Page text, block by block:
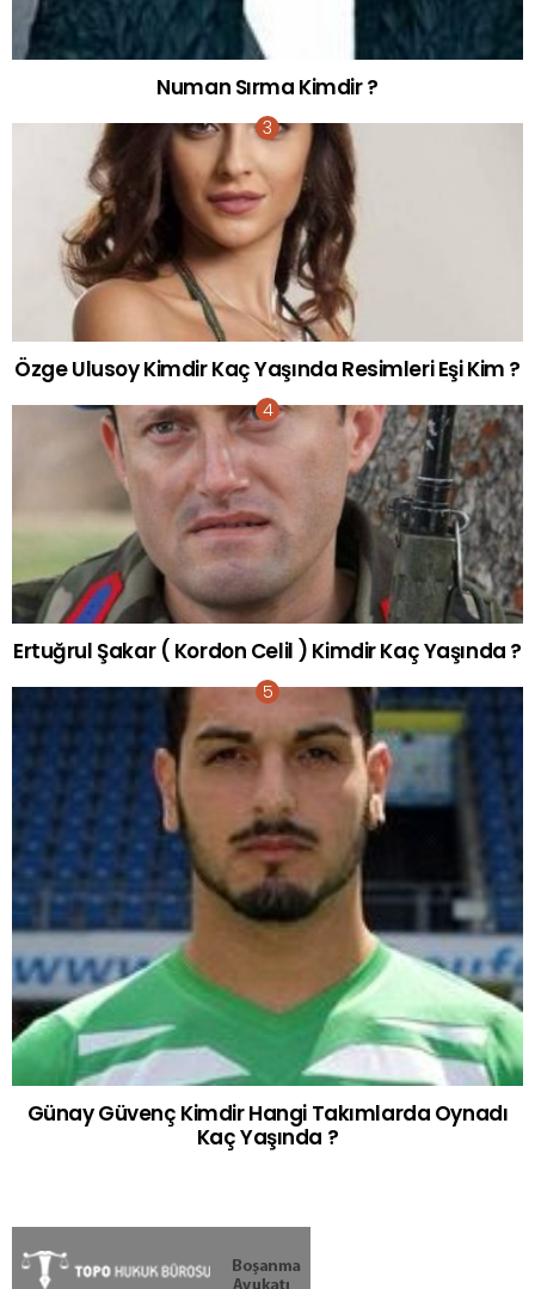
Numan Sırma Kimdir ?
Özge Ulusoy Kimdir Kaç Yaşında Resimleri Eşi Kim ?
Ertuğrul Şakar ( Kordon Celil ) Kimdir Kaç Yaşında ?
Günay Güvenç Kimdir Hangi Takımlarda Oynadı
Kaç Yaşında ?